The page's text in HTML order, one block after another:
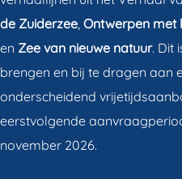
de Zuiderzee, Ontwerpen met
en Zee van nieuwe natuur. Dit
brengen en bij te dragen aan
onderscheidend
eerstvolgende
november 2026.